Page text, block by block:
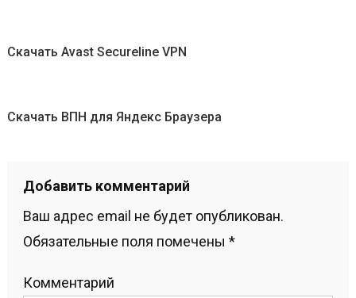
Скачать Avast Secureline VPN
Скачать ВПН для Яндекс Браузера
Добавить комментарий
Ваш адрес email не будет опубликован.
Обязательные поля помечены *
Комментарий